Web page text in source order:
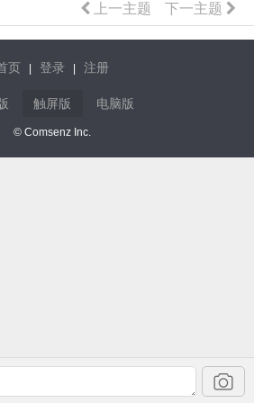
下一主题
上一主题
页 登录 注册
触屏版 电脑版
© Comsenz Inc.